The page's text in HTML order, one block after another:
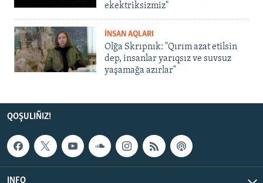
ekektriksizmiz"
İNSAN AQLARI
Olğa Skrıpnık: "Qırım azat etilsin
dep, insanlar yarıqsız ve suvsuz
yaşamağa azırlar"
QOŞULIÑIZ!
INFO